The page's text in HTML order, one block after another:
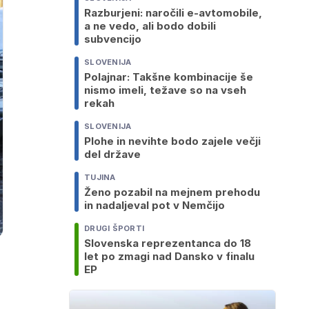
Razburjeni: naročili e-avtomobile,
a ne vedo, ali bodo dobili
subvencijo
SLOVENIJA
Polajnar: Takšne kombinacije še
nismo imeli, težave so na vseh
rekah
SLOVENIJA
Plohe in nevihte bodo zajele večji
del države
TUJINA
Ženo pozabil na mejnem prehodu
in nadaljeval pot v Nemčijo
DRUGI ŠPORTI
Slovenska reprezentanca do 18
let po zmagi nad Dansko v finalu
EP